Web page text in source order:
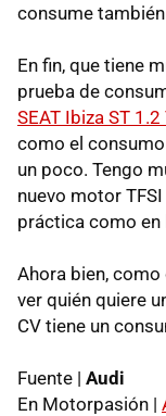
consume
En fin, que tiene
prueba de
SEAT Ibiza ST 1.2
como el
un poco. Tengo
nuevo motor TFSI
práctica como en
Ahora bien,
ver quién quiere
CV tiene un
Fuente | Audi
En Motorpasión |